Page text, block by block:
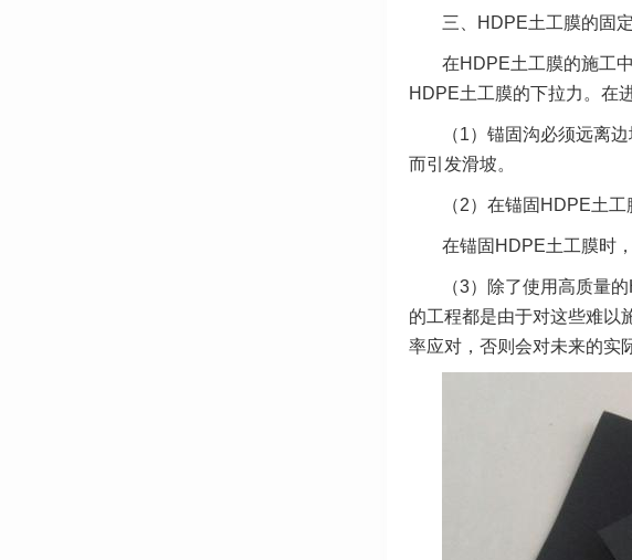
三、HDPE土工膜的固
在HDPE土工膜的施工
HDPE土工膜的下拉力。在
（1）锚固沟必须远离
而引发滑坡。
（2）在锚固HDPE土
在锚固HDPE土工膜时
（3）除了使用高质量
的工程都是由于对这些难以
率应对，否则会对未来的实